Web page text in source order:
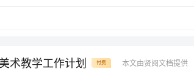
术教学工作计划 付费 本文由贤阅文档提供